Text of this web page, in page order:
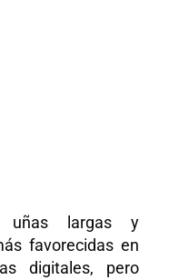
uñas largas y
favorecidas en
digitales, pero